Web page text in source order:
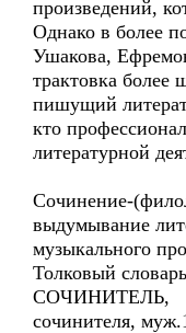
произведений,
Однако в более
Ушакова,
трактовка более
пишущий
кто
литературной
Сочинение-
выдумывание
музыкального
Толковый
СОЧИНИТЕЛЬ,
сочинителя,